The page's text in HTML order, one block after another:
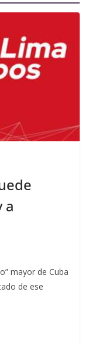
a
mayor de Cuba
de ese